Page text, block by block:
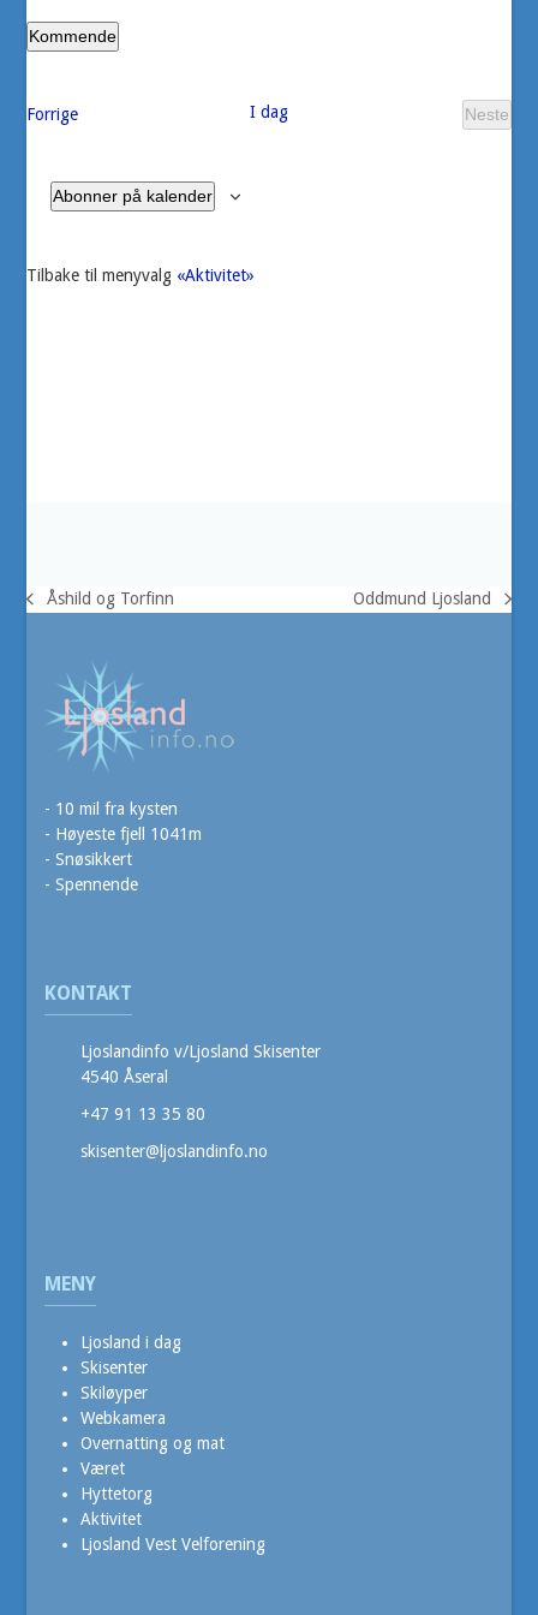
Kommende
ForrigeArrangementer I dag
Neste
Abonner på kalender
Tilbake til menyvalg «Aktivitet»
previous
Åshild og Torfinn
next
Oddmund Ljosland
- 10 mil fra kysten
- Høyeste fjell 1041m
- Snøsikkert
- Spennende
KONTAKT
Ljoslandinfo v/Ljosland Skisenter
4540 Åseral
+47 91 13 35 80
skisenter@ljoslandinfo.no
MENY
Ljosland i dag
Skisenter
Skiløyper
Webkamera
Overnatting og mat
Været
Hyttetorg
Aktivitet
Ljosland Vest Velforening